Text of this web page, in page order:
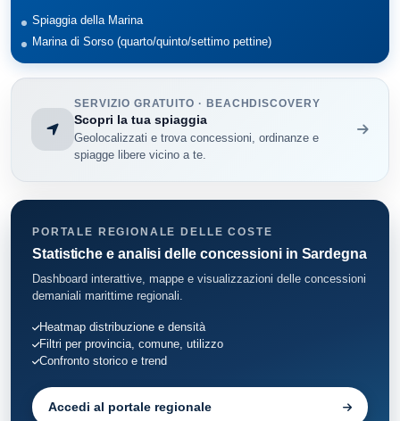
Trinita' D'Agultu E Vignola
Golfo Aranci 123
Budoni 30
San Teodoro
Spiaggia della Marina
Marina di Sorso (quarto/quinto/settimo pettine)
SERVIZIO GRATUITO · BEACHDISCOVERY
Scopri la tua spiaggia
Geolocalizzati e trova concessioni, ordinanze e
spiagge libere vicino a te.
PORTALE REGIONALE DELLE COSTE
Statistiche e analisi delle concessioni in Sardegna
Dashboard interattive, mappe e visualizzazioni delle concessioni
demaniali marittime regionali.
Heatmap distribuzione e densità
Filtri per provincia, comune, utilizzo
Confronto storico e trend
Accedi al portale regionale